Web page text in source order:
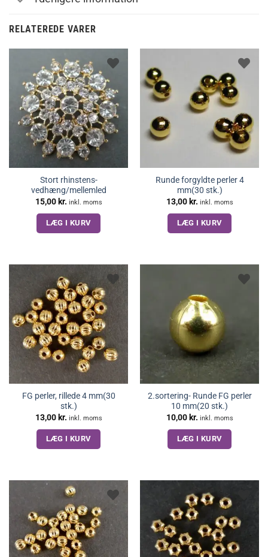
RELATEREDE VARER
Stort rhinstens-
vedhæng/mellemled
15,00 kr. inkl. moms
LÆG I KURV
Runde forgyldte perler 4
mm(30 stk.)
13,00 kr. inkl. moms
LÆG I KURV
FG perler, rillede 4 mm(30
stk.)
13,00 kr. inkl. moms
LÆG I KURV
2.sortering- Runde FG perler
10 mm(20 stk.)
10,00 kr. inkl. moms
LÆG I KURV